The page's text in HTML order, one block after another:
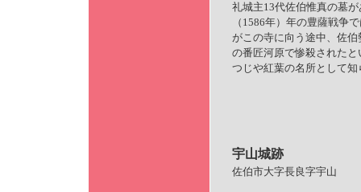
礼城主13代佐伯惟真の墓
（1586年）年の豊薩戦争
がこの寺に向う途中、佐
の番匠河原で惨殺された
つじや紅葉の名所として知
宇山城跡
佐伯市大字長良字宇山